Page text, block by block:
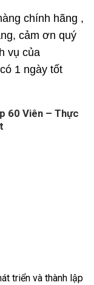
chính hãng ,
cảm ơn quý
vụ của
1 ngày tốt
60 Viên – Thực
triển và thành lập